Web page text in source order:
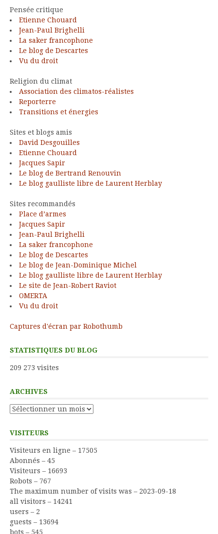
Pensée critique
Etienne Chouard
Jean-Paul Brighelli
La saker francophone
Le blog de Descartes
Vu du droit
Religion du climat
Association des climatos-réalistes
Reporterre
Transitions et énergies
Sites et blogs amis
David Desgouilles
Etienne Chouard
Jacques Sapir
Le blog de Bertrand Renouvin
Le blog gaulliste libre de Laurent Herblay
Sites recommandés
Place d’armes
Jacques Sapir
Jean-Paul Brighelli
La saker francophone
Le blog de Descartes
Le blog de Jean-Dominique Michel
Le blog gaulliste libre de Laurent Herblay
Le site de Jean-Robert Raviot
OMERTA
Vu du droit
Captures d'écran par Robothumb
STATISTIQUES DU BLOG
209 273 visites
ARCHIVES
Archives
VISITEURS
Visiteurs en ligne – 17505
Abonnés – 45
Visiteurs – 16693
Robots – 767
The maximum number of visits was – 2023-09-18
all visitors – 14241
users – 2
guests – 13694
bots – 545